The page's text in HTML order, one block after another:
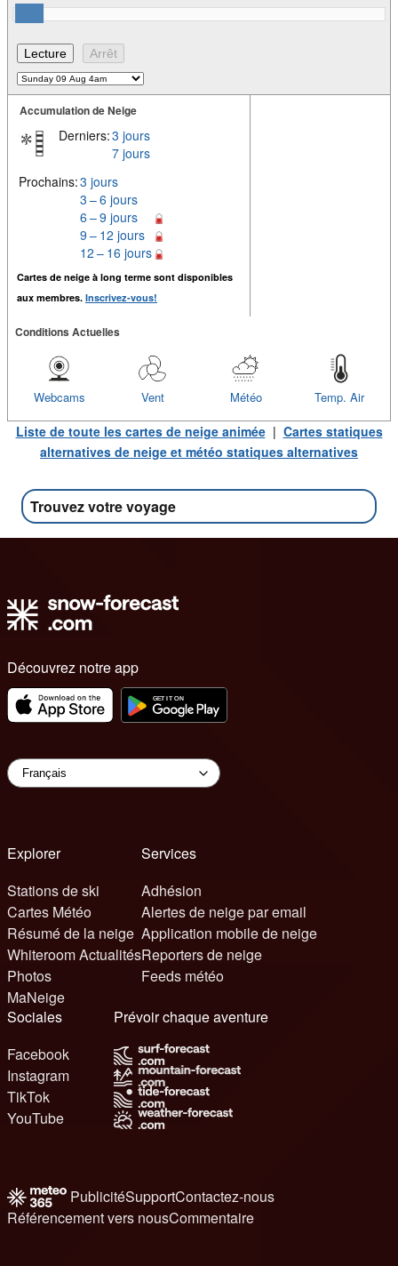
Accumulation de Neige
Derniers:3 jours
7 jours
Prochains:3 jours
3 – 6 jours
6 – 9 jours
9 – 12 jours
12 – 16 jours
Cartes de neige à long terme sont disponibles
aux membres. Inscrivez-vous!
Conditions Actuelles
Temp. Air
Météo
Vent
Webcams
Liste de toute les cartes de neige animée| Cartes statiques
alternatives de neige et météo statiques alternatives
Trouvez votre voyage
Découvrez notre app
Explorer
Stations de ski
Cartes Météo
Résumé de la neige
Whiteroom Actualités
Photos
MaNeige
Services
Adhésion
Alertes de neige par email
Application mobile de neige
Reporters de neige
Feeds météo
Sociales
Facebook
Instagram
TikTok
YouTube
Prévoir chaque aventure
PublicitéSupportContactez-nous
Référencement vers nousCommentaire